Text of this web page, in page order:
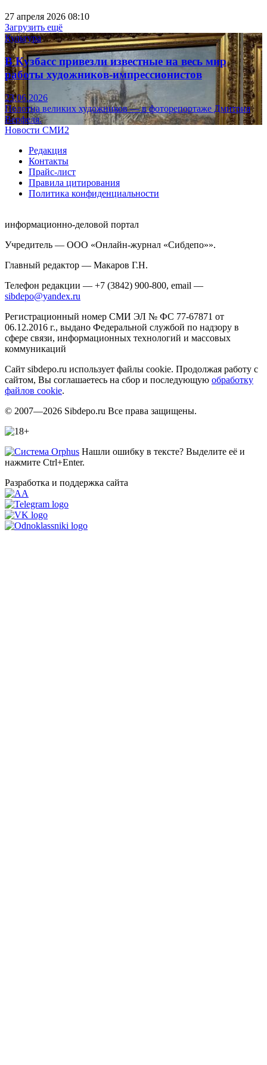
27 апреля 2026 08:10
Загрузить ещё
Культура
В Кузбасс привезли известные на весь мир
работы художников-импрессионистов
23.06.2026
Полотна великих художников — в фоторепортаже Дмитрия
Верфеля.
Новости СМИ2
Редакция
Контакты
Прайс-лист
Правила цитирования
Политика конфиденциальности
информационно-деловой портал
Учредитель — ООО «Онлайн-журнал «Сибдепо»».
Главный редактор — Макаров Г.Н.
Телефон редакции — +7 (3842) 900-800, email —
sibdepo@yandex.ru
Регистрационный номер СМИ ЭЛ № ФС 77-67871 от
06.12.2016 г., выдано Федеральной службой по надзору в
сфере связи, информационных технологий и массовых
коммуникаций
Сайт sibdepo.ru использует файлы cookie. Продолжая работу с
сайтом, Вы соглашаетесь на сбор и последующую обработку
файлов cookie.
© 2007—2026 Sibdepo.ru Все права защищены.
Нашли ошибку в тексте? Выделите её и
нажмите Ctrl+Enter.
Разработка и поддержка сайта